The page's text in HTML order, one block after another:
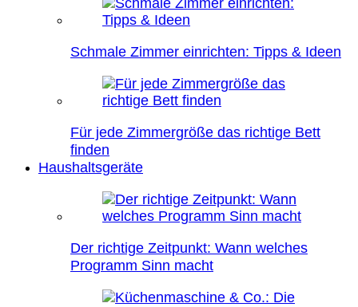
Schmale Zimmer einrichten: Tipps & Ideen
Für jede Zimmergröße das richtige Bett
finden
Haushaltsgeräte
Der richtige Zeitpunkt: Wann welches
Programm Sinn macht